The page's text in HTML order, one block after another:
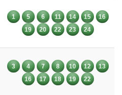
1 5 6 11 14 15
16
19
20 22 23 24
3 4 7 8 10 12
13
16
17 18 19 22